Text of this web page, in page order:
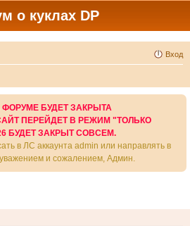
о куклах DP
Вход
БУДЕТ ЗАКРЫТА
ПЕРЕЙДЕТ В РЕЖИМ "ТОЛЬКО
БУДЕТ ЗАКРЫТ СОВСЕМ.
в ЛС аккаунта admin или направлять в
и сожалением, Админ.